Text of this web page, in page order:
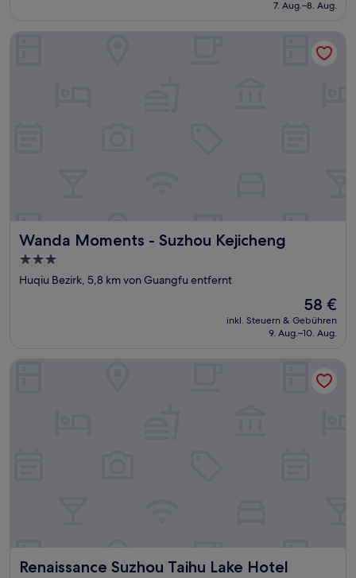
7. Aug.–8. Aug.
Wanda Moments - Suzhou Kejicheng
Wanda Moments - Suzhou Kejicheng
3.0-
Sterne-
Huqiu Bezirk, 5,8 km von Guangfu entfernt
Der
Preis
beträgt
58 €
inkl. Steuern & Gebühren
9. Aug.–10. Aug.
Renaissance Suzhou Taihu Lake Hotel
Renaissance Suzhou Taihu Lake Hotel
Renaissance Suzhou Taihu Lake Hotel